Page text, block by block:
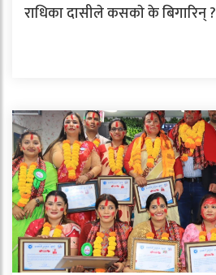
राधिका दासीले कसकाे के बिगारिन् ?